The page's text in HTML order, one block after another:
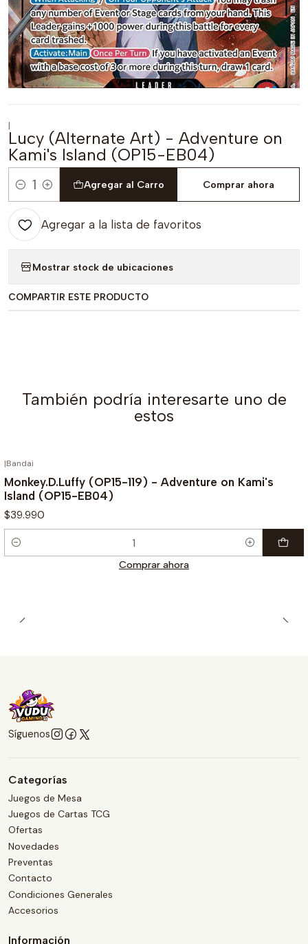
|
Lucy (Alternate Art) - Adventure on
Kami's Island (OP15-EB04)
Cantidad
Agregar al Carro Comprar ahora
Agregar a la lista de favoritos
Mostrar stock de ubicaciones
COMPARTIR ESTE PRODUCTO
También podría interesarte uno de
estos
|Bandai
Monkey.D.Luffy (OP15-119) - Adventure on Kami's
Island (OP15-EB04)
$39.990
Cantidad
Comprar ahora
Síguenos
Categorías
Juegos de Mesa
Juegos de Cartas TCG
Ofertas
Novedades
Preventas
Contacto
Condiciones Generales
Accesorios
Información